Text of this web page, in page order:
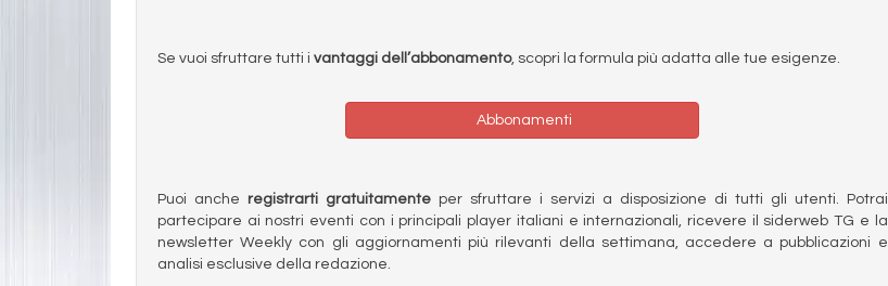
Se vuoi sfruttare tutti i vantaggi dell’abbonamento, scopri la formula più adatta alle tue esigenze.
Abbonamenti
Puoi anche registrarti gratuitamenteper sfruttare i servizi a disposizione di tutti gli utenti. Potrai
partecipare ai nostri eventi con i principali player italiani e internazionali, ricevere il siderweb TG e la
newsletter Weekly con gli aggiornamenti più rilevanti della settimana, accedere a pubblicazioni e
analisi esclusive della redazione.